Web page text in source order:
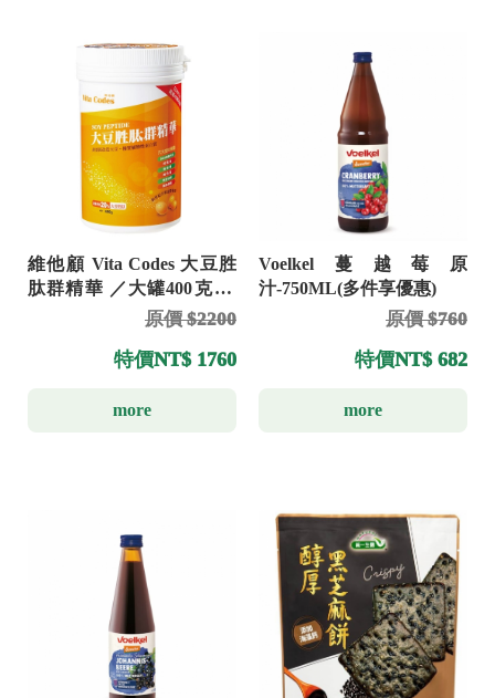
維他顧 Vita Codes 大豆胜
肽群精華 ／大罐400克 ／
原價 $2200
特價NT$ 1760
more
Voelkel蔓越莓原
汁-750ML(多件享優惠)
原價 $760
特價NT$ 682
more